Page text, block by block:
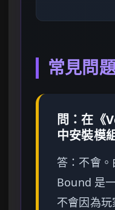
常見問
問：在《
中安裝模
答：不會
Bound 是
不會因為